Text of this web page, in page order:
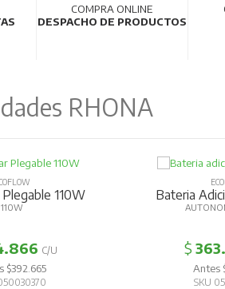
COMPRA ONLINE
DESPACHO DE PRODUCTOS
RHONA
110W
110W
C/U
$392.665
Bateria
$
Antes
SKU